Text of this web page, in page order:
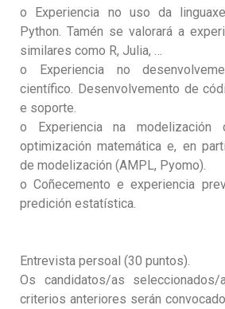
o Experiencia no uso da
Python. Tamén se valorará a
similares como R, Julia, …
o Experiencia no
científico. Desenvolvemento de
e soporte.
o Experiencia na modelización
optimización matemática e, en
de modelización (AMPL, Pyomo).
o Coñecemento e experiencia
predición estatística.
Entrevista persoal (30 puntos).
Os candidatos/as
criterios anteriores serán